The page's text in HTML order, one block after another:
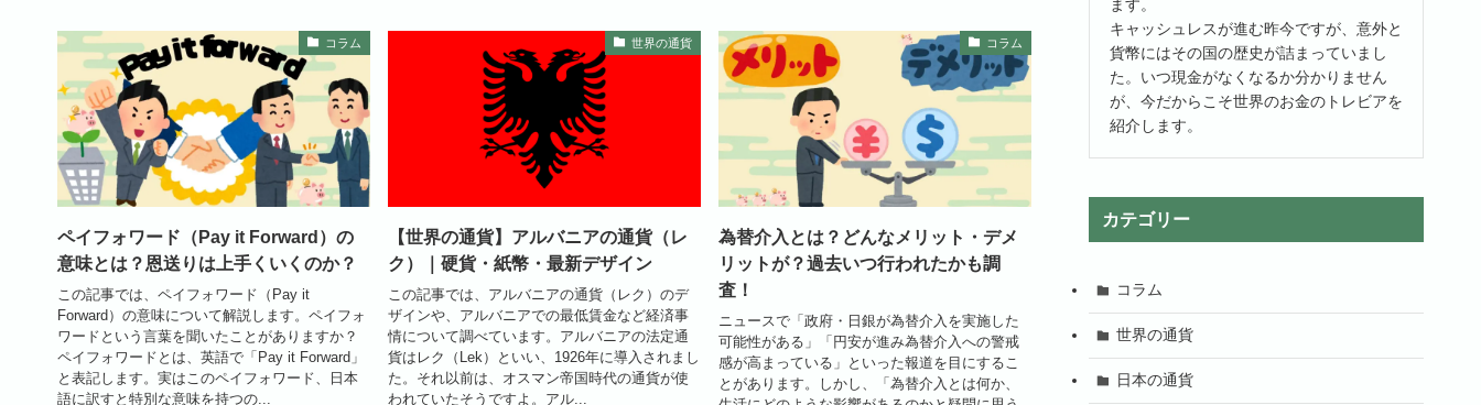
コラム
ペイフォワード（Pay it Forward）の
意味とは？恩送りは上手くいくのか？
この記事では、ペイフォワード（Pay it
Forward）の意味について解説します。ペイフォ
ワードという言葉を聞いたことがありますか？
ペイフォワードとは、英語で「Pay it Forward」
と表記します。実はこのペイフォワード、日本
語に訳すと特別な意味を持つの...
世界の通貨
【世界の通貨】アルバニアの通貨（レ
ク）｜硬貨・紙幣・最新デザイン
この記事では、アルバニアの通貨（レク）のデ
ザインや、アルバニアでの最低賃金など経済事
情について調べています。アルバニアの法定通
貨はレク（Lek）といい、1926年に導入されまし
た。それ以前は、オスマン帝国時代の通貨が使
われていたそうですよ。アル...
コラム
為替介入とは？どんなメリット・デメ
リットが？過去いつ行われたかも調
査！
ニュースで「政府・日銀が為替介入を実施した
可能性がある」「円安が進み為替介入への警戒
感が高まっている」といった報道を目にするこ
とがあります。しかし、「為替介入とは何か、
ます。
キャッシュレスが進む昨今ですが、意外と
貨幣にはその国の歴史が詰まっていまし
た。いつ現金がなくなるか分かりません
が、今だからこそ世界のお金のトレビアを
紹介します。
カテゴリー
コラム
世界の通貨
日本の通貨